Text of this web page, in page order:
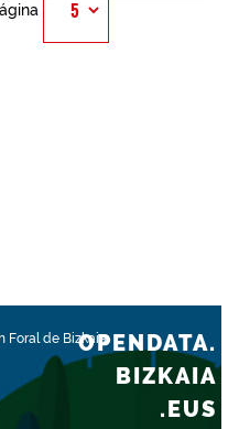
Foral de BizkaiaOPENDATA.
BIZKAIA
.EUS